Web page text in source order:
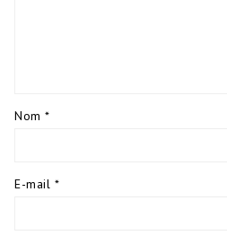
Nom *
E-mail *